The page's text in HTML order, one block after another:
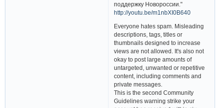
поддержку Новороссии."
http://youtu.be/m1nbXI0B640
Everyone hates spam. Misleading
descriptions, tags, titles or
thumbnails designed to increase
views are not allowed. It's also not
okay to post large amounts of
untargeted, unwanted or repetitive
content, including comments and
private messages.
This is the second Community
Guidelines warning strike your